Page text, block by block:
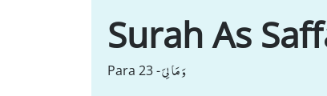
Surah As
Para 23 -وَ مَا لِیَ